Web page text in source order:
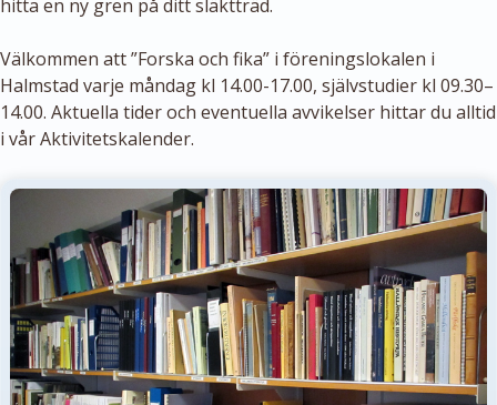
hitta en ny gren på ditt släktträd.
Välkommen att ”Forska och fika” i föreningslokalen i
Halmstad varje måndag kl 14.00-17.00, självstudier kl 09.30–
14.00. Aktuella tider och eventuella avvikelser hittar du alltid
i vår Aktivitetskalender.